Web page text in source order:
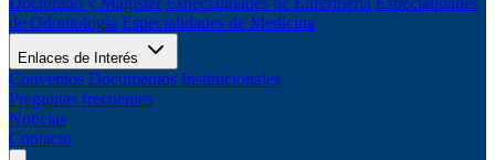
de Odontología Especialidades de Medicina
Enlaces de Interés
Convenios Documentos Institucionales
Preguntas frecuentes
Noticias
Contacto